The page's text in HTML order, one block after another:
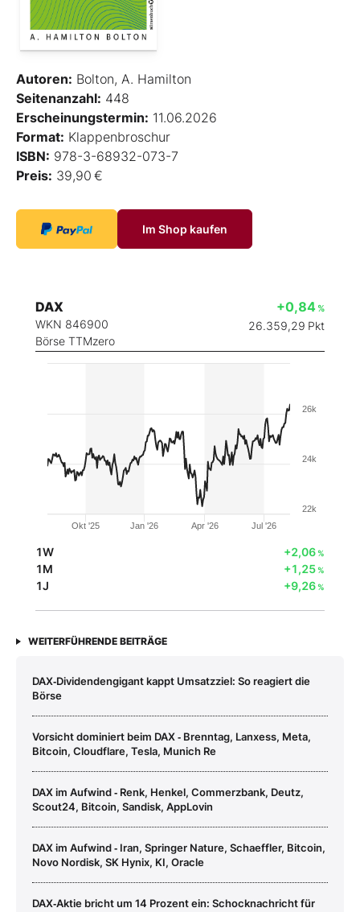
Autoren: Bolton, A. Hamilton
Seitenanzahl: 448
Erscheinungstermin: 11.06.2026
Format: Klappenbroschur
ISBN: 978-3-68932-073-7
Preis: 39,90 €
Im Shop kaufen
DAX
WKN 846900
Börse TTMzero
+0,84 %
26.359,29 Pkt
Okt '25 Jan '26 Apr '26 Jul '26
22k
24k
26k
1W +2,06%
1M +1,25%
1J +9,26%
WEITERFÜHRENDE BEITRÄGE
DAX‑Dividendengigant kappt Umsatzziel: So reagiert die
Börse
Vorsicht dominiert beim DAX ‑ Brenntag, Lanxess, Meta,
Bitcoin, Cloudflare, Tesla, Munich Re
DAX im Aufwind ‑ Renk, Henkel, Commerzbank, Deutz,
Scout24, Bitcoin, Sandisk, AppLovin
DAX im Aufwind ‑ Iran, Springer Nature, Schaeffler, Bitcoin,
Novo Nordisk, SK Hynix, KI, Oracle
DAX‑Aktie bricht um 14 Prozent ein: Schocknachricht für